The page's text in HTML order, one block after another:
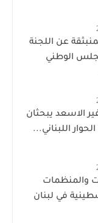
عن اللجنة
الوطني
الاسعد يبحثان
اللبناني...
والمنظمات
في لبنان